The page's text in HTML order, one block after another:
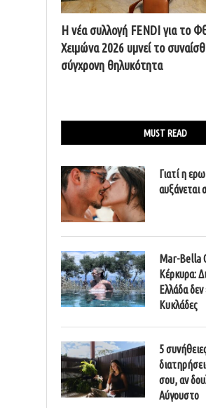
Η νέα συλλογή FENDI για το
Χειμώνα 2026 υμνεί το
σύγχρονη θηλυκότητα
MUST READ
Γιατί η
αυξάνεται
Mar-Bella
Κέρκυρα:
Ελλάδα δεν
Κυκλάδες
5
σου, αν
Αύγουστο